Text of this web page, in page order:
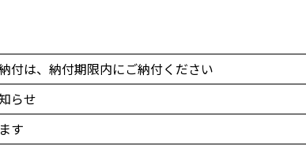
付は、納付期限内にご納付ください
らせ
す